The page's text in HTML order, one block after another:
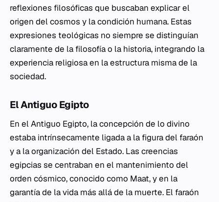
reflexiones filosóficas que buscaban explicar el
origen del cosmos y la condición humana. Estas
expresiones teológicas no siempre se distinguían
claramente de la filosofía o la historia, integrando la
experiencia religiosa en la estructura misma de la
sociedad.
El Antiguo Egipto
En el Antiguo Egipto, la concepción de lo divino
estaba intrínsecamente ligada a la figura del faraón
y a la organización del Estado. Las creencias
egipcias se centraban en el mantenimiento del
orden cósmico, conocido como Maat, y en la
garantía de la vida más allá de la muerte. El faraón